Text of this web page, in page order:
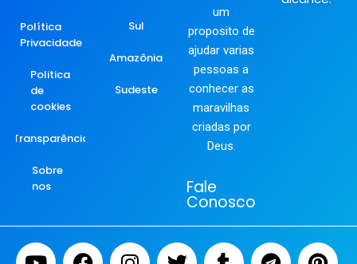
Política
Privacidade
Politica
de
cookies
Transparência
Sobre
nos
Sul
Amazônia
Sudeste
um
proposito de
ajudar varias
pessoas a
conhecer as
maravilhas
criadas por
Deus.
Fale
Conosco